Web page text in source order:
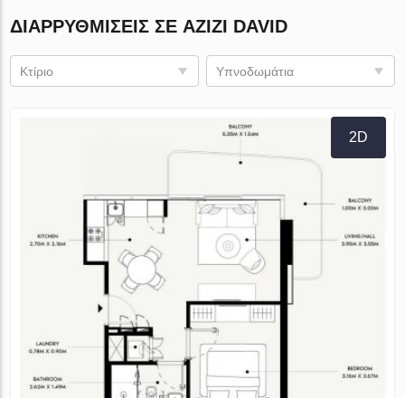
ΔΙΑΡΡΥΘΜΊΣΕΙΣ ΣΕ AZIZI DAVID
Κτίριο Υπνοδωμάτια
2D